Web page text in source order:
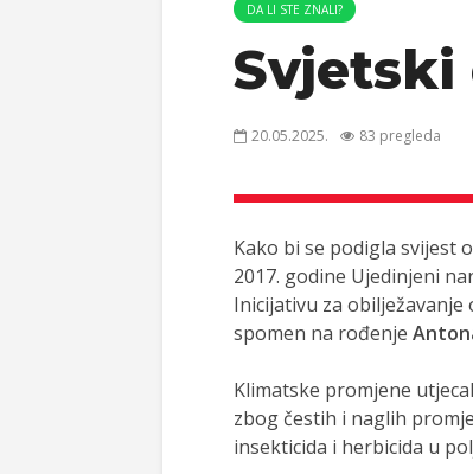
DA LI STE ZNALI?
Svjetski
20.05.2025. 83 pregleda
Kako bi se podigla svijest
2017. godine Ujedinjeni
Inicijativu za
spomen na rođenje
Klimatske promjene
zbog čestih i naglih
insekticida i herbicida u